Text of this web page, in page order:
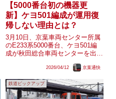
【5000番台初の機器更
新】ケヨ501編成が運用復
帰しない理由とは？
3月10日、京葉車両センター所属
のE233系5000番台、ケヨ501編
成が秋田総合車両センターを出場
月18日に京葉線内で試運転を行
ったようですが、それ以降、出場
から一ヶ月が経過した（4/11）現
在に至るまで運用...
2026/04/12 京葉通快
鉄道ピックアップ